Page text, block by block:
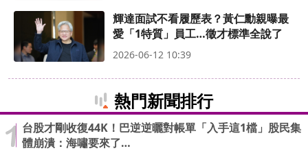
輝達面試不看履歷表？黃仁勳親曝最
愛「1特質」員工…徵才標準全說了
2026-06-12 10:39
熱門新聞排行
台股才剛收復44K！巴逆逆曬對帳單「入手這1檔」股民集
體崩潰：海嘯要來了…